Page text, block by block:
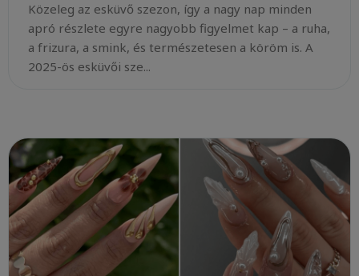
Közeleg az esküvő szezon, így a nagy nap minden
apró részlete egyre nagyobb figyelmet kap – a ruha,
a frizura, a smink, és természetesen a köröm is. A
2025-ös esküvői sze...